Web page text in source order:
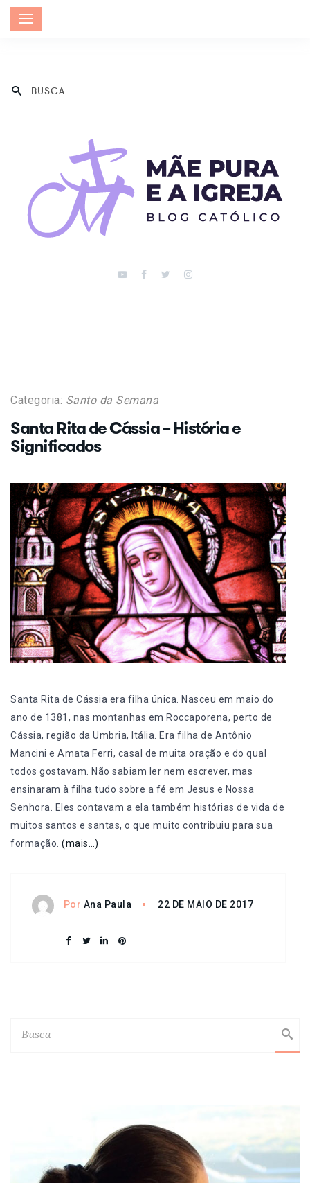
Categoria: Santo da Semana
Santa Rita de Cássia – História e
Significados
Santa Rita de Cássia era filha única. Nasceu em maio do
ano de 1381, nas montanhas em Roccaporena, perto de
Cássia, região da Umbria, Itália. Era filha de Antônio
Mancini e Amata Ferri, casal de muita oração e do qual
todos gostavam. Não sabiam ler nem escrever, mas
ensinaram à filha tudo sobre a fé em Jesus e Nossa
Senhora. Eles contavam a ela também histórias de vida de
muitos santos e santas, o que muito contribuiu para sua
formação. (mais…)
Por Ana Paula 22 DE MAIO DE 2017